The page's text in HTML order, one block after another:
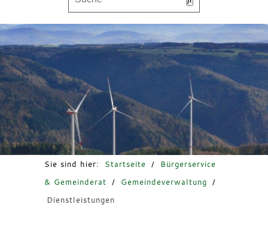
Bürgerservice & Gemeinderat
Leben in Hasel
Freizeit & Tourismus
Sie sind hier: Startseite /
Bürgerservice
& Gemeinderat
/ Gemeindeverwaltung
/
Dienstleistungen